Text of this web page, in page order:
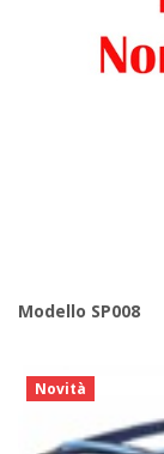
Modello SP008
Novità